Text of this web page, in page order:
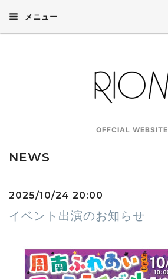
メニュー
OFFCIAL WEBSITE
NEWS
2025/10/24 20:00
イベント出演のお知らせ